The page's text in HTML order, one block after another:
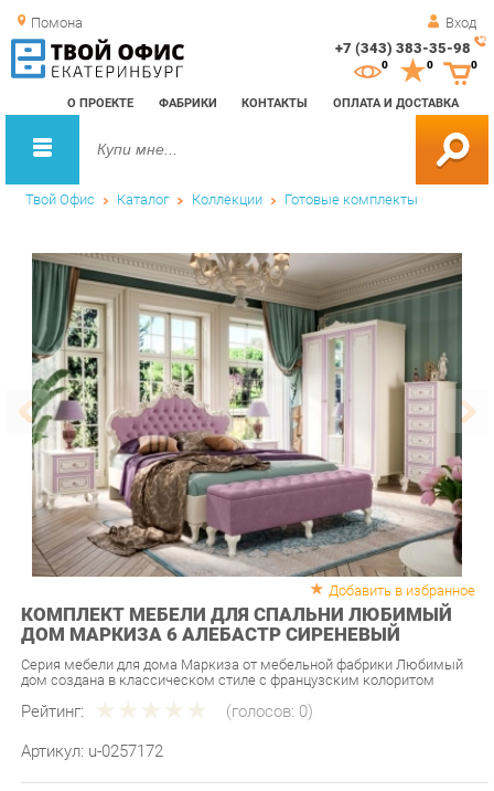
Помона Вход
+7 (343) 383-35-98
О ПРОЕКТЕ ФАБРИКИ КОНТАКТЫ ОПЛАТА И ДОСТАВКА
0 0
Твой Офис Каталог Коллекции Готовые комплекты
Добавить в избранное
КОМПЛЕКТ МЕБЕЛИ ДЛЯ СПАЛЬНИ ЛЮБИМЫЙ
ДОМ МАРКИЗА 6 АЛЕБАСТР СИРЕНЕВЫЙ
Серия мебели для дома Маркиза от мебельной фабрики Любимый
Рейтинг: (голосов:0)
Артикул: u-0257172